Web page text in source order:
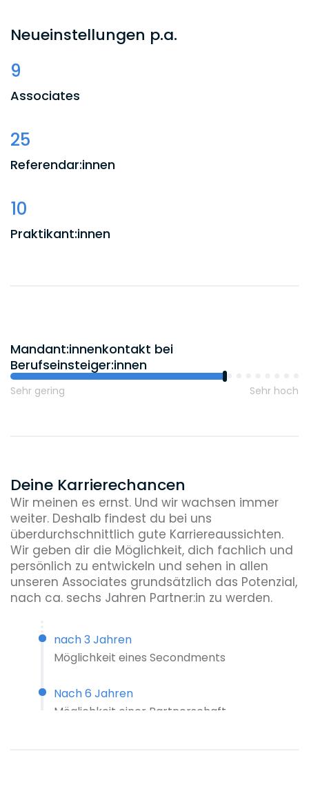
Neueinstellungen p.a.
9
Associates
25
Referendar:innen
10
Praktikant:innen
Mandant:innenkontakt bei
Berufseinsteiger:innen
Sehr gering Sehr hoch
Deine Karrierechancen
Wir meinen es ernst. Und wir wachsen immer
weiter. Deshalb findest du bei uns
überdurchschnittlich gute Karriereaussichten.
Wir geben dir die Möglichkeit, dich fachlich und
persönlich zu entwickeln und sehen in allen
unseren Associates grundsätzlich das Potenzial,
nach ca. sechs Jahren Partner:in zu werden.
nach 3 Jahren
Möglichkeit eines Secondments
Nach 6 Jahren
Möglichkeit einer Partnerschaft